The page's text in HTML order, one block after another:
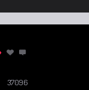
37096